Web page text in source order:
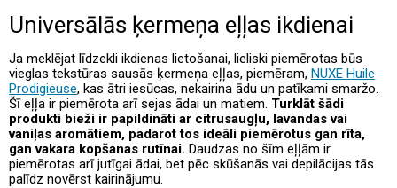
Universālās ķermeņa eļļas ikdienai
Ja meklējat līdzekli ikdienas lietošanai, lieliski piemērotas būs
vieglas tekstūras sausās ķermeņa eļļas, piemēram, NUXE Huile
Prodigieuse, kas ātri iesūcas, nekairina ādu un patīkami smaržo.
Šī eļļa ir piemērota arī sejas ādai un matiem. Turklāt šādi
produkti bieži ir papildināti ar citrusaugļu, lavandas vai
vaniļas aromātiem, padarot tos ideāli piemērotus gan rīta,
gan vakara kopšanas rutīnai. Daudzas no šīm eļļām ir
piemērotas arī jutīgai ādai, bet pēc skūšanās vai depilācijas tās
palīdz novērst kairinājumu.